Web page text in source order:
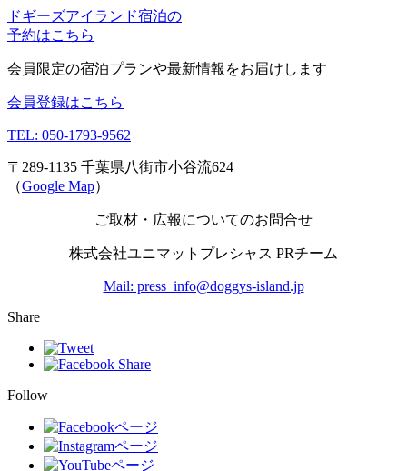
ドギーズアイランド宿泊の
予約はこちら
会員限定の宿泊プランや最新情報をお届けします
会員登録はこちら
TEL: 050-1793-9562
〒289-1135 千葉県八街市小谷流624
（Google Map）
ご取材・広報についてのお問合せ
株式会社ユニマットプレシャス PRチーム
Mail: press_info@doggys-island.jp
Share
Follow